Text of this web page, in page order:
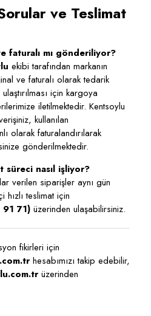
ve Teslimat
faturalı mı gönderiliyor?
ekibi tarafından markanın
ve faturalı olarak tedarik
için kargoya
iletilmektedir. Kentsoylu
kullanılan
olarak faturalandırılarak
gönderilmektedir.
süreci nasıl işliyor?
verilen siparişler aynı gün
hızlı teslimat için
71) üzerinden ulaşabilirsiniz.
fikirleri için
hesabımızı takip edebilir,
üzerinden